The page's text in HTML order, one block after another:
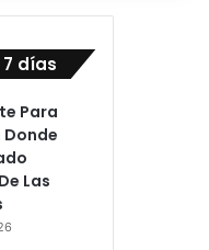
días
Para
Donde
Las